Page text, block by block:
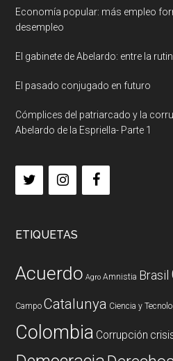
Economía popular: más empleo
desempleo
El gabinete de Abelardo: entre la
El pasado conjugado en futuro
Cómplices del patriarcado y la
Abelardo de la Espriella- Parte 1
ETIQUETAS
Acuerdo Agro Amnistia Brasil
Campo Catalunya Ciencia y
Colombia Corrupción